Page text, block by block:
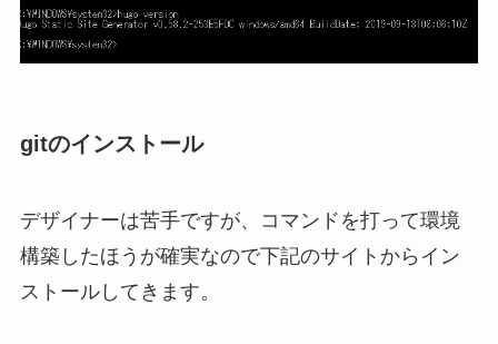
gitのインストール
デザイナーは苦手ですが、コマンドを打って環境
構築したほうが確実なので下記のサイトからイン
ストールしてきます。